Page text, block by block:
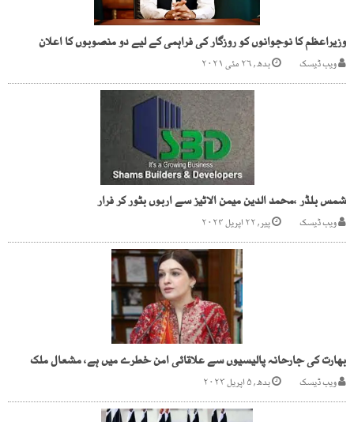
وزیراعظم کا نوجوانوں کو روزگار کی فراہمی کے لیے دو منصوبوں کا اعلان
ویب ڈیسک بدھ, ۲۶ مئی ۲۰۲۱
شمس بلڈر ،محمد الدین میمن الاٹیز سے اربوں بٹور کر فرار
ویب ڈیسک پیر, ۲۲ اپریل ۲۰۲۴
بھارت کی جارحانہ پالیسیوں سے علاقائی امن خطرے میں ہے، مشعال ملک
ویب ڈیسک بدھ, ۵ اپریل ۲۰۲۳